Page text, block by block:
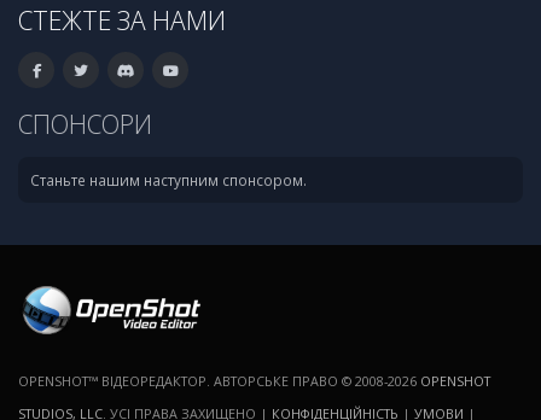
СТЕЖТЕ ЗА НАМИ
СПОНСОРИ
Станьте нашим наступним спонсором.
OPENSHOT™ ВІДЕОРЕДАКТОР. АВТОРСЬКЕ ПРАВО © 2008-2026 OPENSHOT
STUDIOS, LLC . УСІ ПРАВА ЗАХИЩЕНО | КОНФІДЕНЦІЙНІСТЬ | УМОВИ |